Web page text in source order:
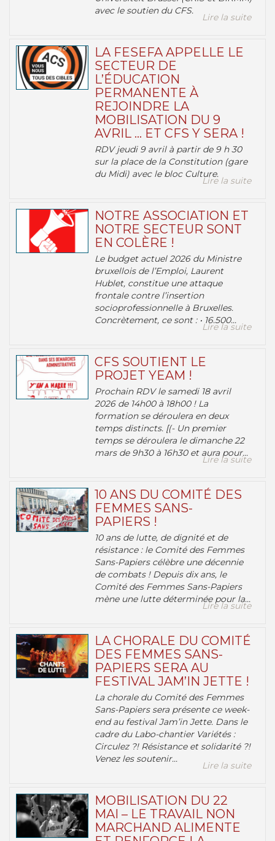
avec le soutien du CFS.
Lire la suite
LA FESEFA APPELLE LE
SECTEUR DE
L’ÉDUCATION
PERMANENTE À
REJOINDRE LA
MOBILISATION DU 9
AVRIL … ET CFS Y SERA !
RDV jeudi 9 avril à partir de 9 h 30
sur la place de la Constitution (gare
du Midi) avec le bloc Culture.
Lire la suite
NOTRE ASSOCIATION ET
NOTRE SECTEUR SONT
EN COLÈRE !
Le budget actuel 2026 du Ministre
bruxellois de l’Emploi, Laurent
Hublet, constitue une attaque
frontale contre l’insertion
socioprofessionnelle à Bruxelles.
Concrètement, ce sont : • 16.500...
Lire la suite
CFS SOUTIENT LE
PROJET YEAM !
Prochain RDV le samedi 18 avril
2026 de 14h00 à 18h00 ! La
formation se déroulera en deux
temps distincts. [(- Un premier
temps se déroulera le dimanche 22
mars de 9h30 à 16h30 et aura pour...
Lire la suite
10 ANS DU COMITÉ DES
FEMMES SANS-
PAPIERS !
10 ans de lutte, de dignité et de
résistance : le Comité des Femmes
Sans-Papiers célèbre une décennie
de combats ! Depuis dix ans, le
Comité des Femmes Sans-Papiers
mène une lutte déterminée pour la...
Lire la suite
LA CHORALE DU COMITÉ
DES FEMMES SANS-
PAPIERS SERA AU
FESTIVAL JAM’IN JETTE !
La chorale du Comité des Femmes
Sans-Papiers sera présente ce week-
end au festival Jam’in Jette. Dans le
cadre du Labo-chantier Variétés :
Circulez ?! Résistance et solidarité ?!
Venez les soutenir...
Lire la suite
MOBILISATION DU 22
MAI – LE TRAVAIL NON
MARCHAND ALIMENTE